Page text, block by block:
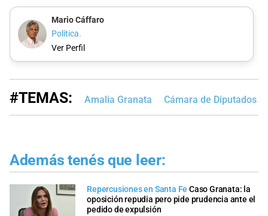
Mario Cáffaro
Política.
Ver Perfil
#TEMAS: Amalia Granata Cámara de Diputados
Además tenés que leer:
Repercusiones en Santa Fe Caso Granata: la
oposición repudia pero pide prudencia ante el
pedido de expulsión